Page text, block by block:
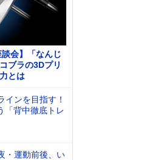
談会】「なんじ
ブラの3Dプリ
とは
インを目指す！
「背中徹底トレ
・運動前後、い